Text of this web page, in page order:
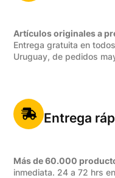
Artículos originales a
Entrega gratuita en
Uruguay, de pedidos
Entrega
Más de 60.000
inmediata. 24 a 72 hrs